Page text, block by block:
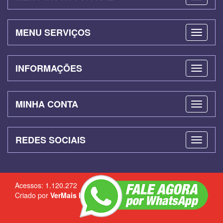
MENU SERVIÇOS
INFORMAÇÕES
MINHA CONTA
REDES SOCIAIS
Acessos: 1.120.272
Criado por VerMais Internet Criação de Sites-Admin